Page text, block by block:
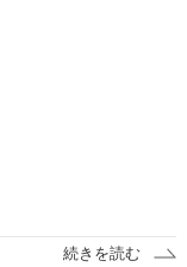
続きを読む